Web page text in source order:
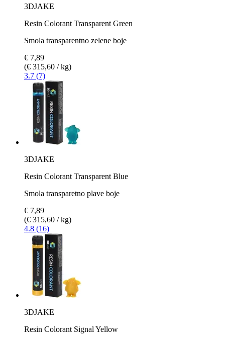
3DJAKE
Resin Colorant Transparent Green
Smola transparentno zelene boje
€ 7,89
(€ 315,60 / kg)
3.7 (7)
3DJAKE
Resin Colorant Transparent Blue
Smola transparetno plave boje
€ 7,89
(€ 315,60 / kg)
4.8 (16)
3DJAKE
Resin Colorant Signal Yellow